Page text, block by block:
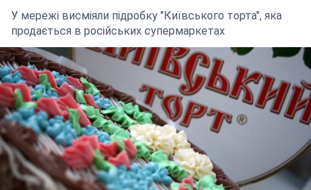
У мережі висміяли підробку "Київського торта", яка
продається в російських супермаркетах